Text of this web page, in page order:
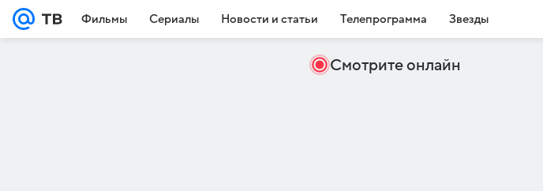
Фильмы Сериалы Новости и статьи Телепрограмма Звезды
Смотрите онлайн